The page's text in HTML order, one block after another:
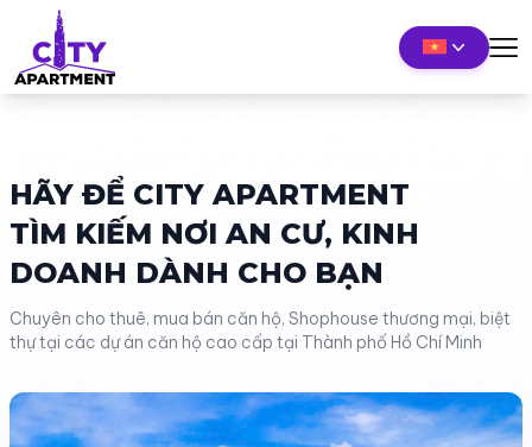
HÃY ĐỂ CITY APARTMENT
TÌM KIẾM NƠI AN CƯ, KINH
DOANH DÀNH CHO BẠN
Chuyên cho thuê, mua bán căn hộ, Shophouse thương mại, biệt
thự tại các dự án căn hộ cao cấp tại Thành phố Hồ Chí Minh